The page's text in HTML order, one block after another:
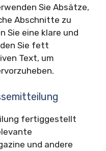
Sie Absätze,
Abschnitte zu
Sie eine klare und
Sie fett
Text, um
fertiggestellt
und andere